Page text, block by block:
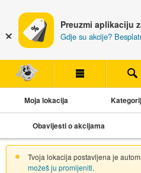
Preuzmi aplikaciju
Gdje su akcije?
Moja lokacija
Obavijesti o akcijama
Tvoja lokacija postavljena je
možeš ju promijeniti.